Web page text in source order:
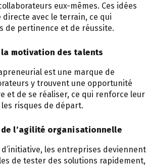
eux-mêmes. Ces idées
avec le terrain, ce qui
de pertinence et de réussite.
motivation des talents
est une marque de
y trouvent une opportunité
et de se réaliser, ce qui renforce leur
risques de départ.
l’agilité organisationnelle
les entreprises deviennent
de tester des solutions rapidement,